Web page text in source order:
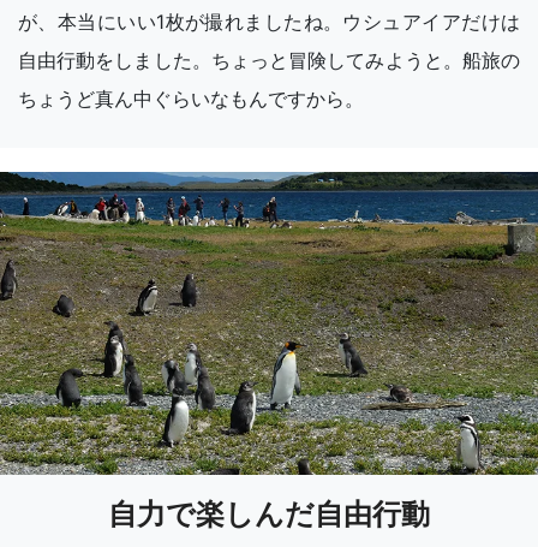
が、本当にいい1枚が撮れましたね。ウシュアイアだけは
自由行動をしました。ちょっと冒険してみようと。船旅の
ちょうど真ん中ぐらいなもんですから。
自力で楽しんだ自由行動